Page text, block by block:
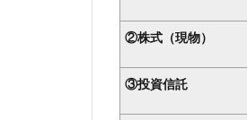
②株式（現物）
③投資信託